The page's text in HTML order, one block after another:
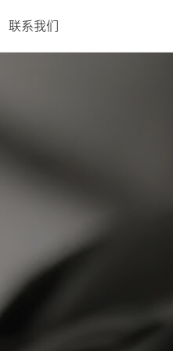
联系我们